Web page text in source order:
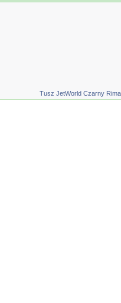
Tusz JetWorld Czarny